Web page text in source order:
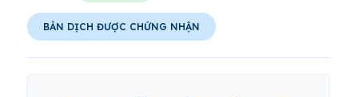
BẢN DỊCH ĐƯỢC CHỨNG NHẬN